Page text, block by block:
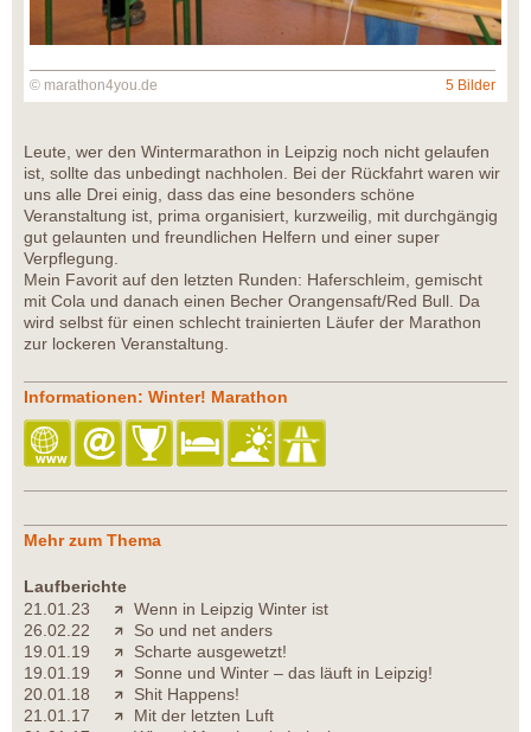
© marathon4you.de 5 Bilder
Leute, wer den Wintermarathon in Leipzig noch nicht gelaufen
ist, sollte das unbedingt nachholen. Bei der Rückfahrt waren wir
uns alle Drei einig, dass das eine besonders schöne
Veranstaltung ist, prima organisiert, kurzweilig, mit durchgängig
gut gelaunten und freundlichen Helfern und einer super
Verpflegung.
Mein Favorit auf den letzten Runden: Haferschleim, gemischt
mit Cola und danach einen Becher Orangensaft/Red Bull. Da
wird selbst für einen schlecht trainierten Läufer der Marathon
zur lockeren Veranstaltung.
Informationen: Winter! Marathon
Mehr zum Thema
Laufberichte
21.01.23
Wenn in Leipzig Winter ist
26.02.22
So und net anders
19.01.19
Scharte ausgewetzt!
19.01.19
Sonne und Winter – das läuft in Leipzig!
20.01.18
Shit Happens!
21.01.17
Mit der letzten Luft